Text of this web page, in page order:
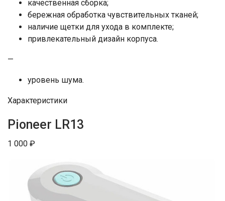
качественная сборка;
бережная обработка чувствительных тканей;
наличие щетки для ухода в комплекте;
привлекательный дизайн корпуса.
—
уровень шума.
Характеристики
Pioneer LR13
1 000 ₽